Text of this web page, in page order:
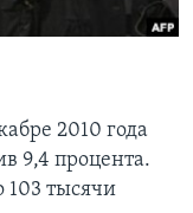
2010 года
9,4 процента.
103 тысячи